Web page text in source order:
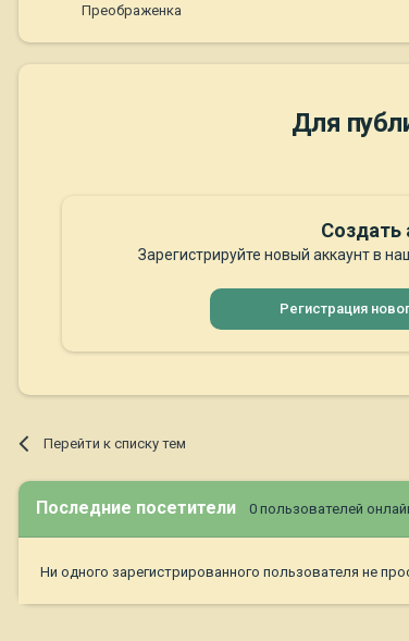
Преображенка
Для
Создать
Зарегистрируйте новый аккаунт в
Регистрация
Перейти к списку тем
Последние посетители 0 пользователей
Ни одного зарегистрированного пользователя не